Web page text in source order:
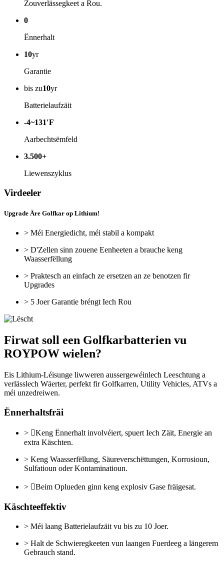
Zouverlässegkeet a Rou.
0
Ënnerhalt
10yr
Garantie
bis zu10yr
Batterielaufzäit
-4~131′F
Aarbechtsëmfeld
3.500+
Liewenszyklus
Virdeeler
Upgrade Äre Golfkar op Lithium!
> Méi Energiedicht, méi stabil a kompakt
> D'Zellen sinn zouene Eenheeten a brauche keng
Waasserfëllung
> Praktesch an einfach ze ersetzen an ze benotzen fir
Upgrades
> 5 Joer Garantie bréngt Iech Rou
Firwat soll een Golfkarbatterien vu
ROYPOW wielen?
Eis Lithium-Léisunge liwweren aussergewéinlech Leeschtung a
verlässlech Wäerter, perfekt fir Golfkarren, Utility Vehicles, ATVs a
méi unzedreiwen.
Ënnerhaltsfräi
> Keng Ënnerhalt involvéiert, spuert Iech Zäit, Energie an
extra Käschten.
> Keng Waasserfëllung, Säureverschëttungen, Korrosioun,
Sulfatioun oder Kontaminatioun.
> Beim Oplueden ginn keng explosiv Gase fräigesat.
Käschteeffektiv
> Méi laang Batterielaufzäit vu bis zu 10 Joer.
> Halt de Schwieregkeeten vun laangen Fuerdeeg a längerem
Gebrauch stand.